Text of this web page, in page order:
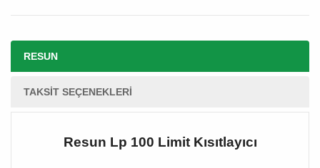
RESUN
TAKSIT SEÇENEKLERI
Resun Lp 100 Limit Kısıtlayıcı